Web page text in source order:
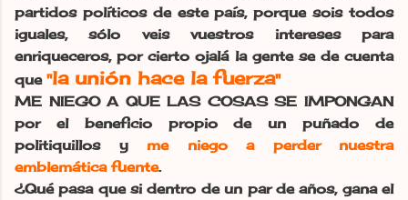
partidos políticos de este país, porque sois todos
iguales, sólo veis vuestros intereses para
enriqueceros, por cierto ojalá la gente se de cuenta
que "la unión hace la fuerza"
ME NIEGO A QUE LAS COSAS SE IMPONGAN
por el beneficio propio de un puñado de
politiquillos y me niego a perder nuestra
emblemática fuente.
¿Qué pasa que si dentro de un par de años, gana el